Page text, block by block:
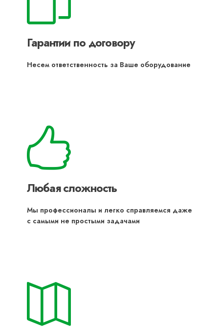
Гарантии по договору
Несем ответственность за Ваше оборудование
Любая сложность
Мы профессионалы и легко справляемся даже
с самыми не простыми задачами